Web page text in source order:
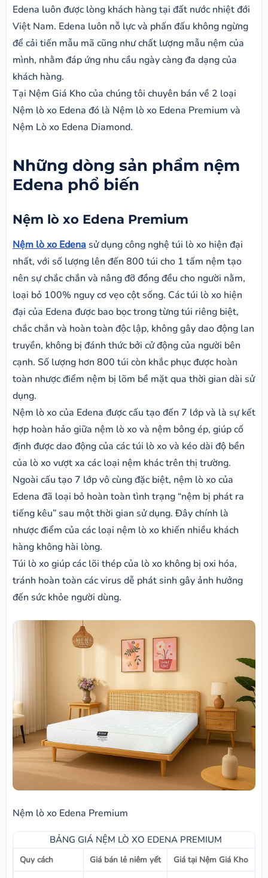
Edena luôn được lòng khách hàng tại đất nước nhiệt đới
Việt Nam. Edena luôn nỗ lực và phấn đấu không ngừng
để cải tiến mẫu mã cũng như chất lượng mẫu nệm của
mình, nhằm đáp ứng nhu cầu ngày càng đa dạng của
khách hàng.
Tại Nệm Giá Kho của chúng tôi chuyên bán về 2 loại
Nệm lò xo Edena đó là Nệm lò xo Edena Premium và
Nệm Lò xo Edena Diamond.
Những dòng sản phẩm nệm
Edena phổ biến
Nệm lò xo Edena Premium
Nệm lò xo Edena sử dụng công nghệ túi lò xo hiện đại
nhất, với số lượng lên đến 800 túi cho 1 tấm nệm tạo
nên sự chắc chắn và nâng đỡ đồng đều cho người nằm,
loại bỏ 100% nguy cơ vẹo cột sống. Các túi lò xo hiện
đại của Edena được bao bọc trong từng túi riêng biệt,
chắc chắn và hoàn toàn độc lập, không gây dao động lan
truyền, không bị đánh thức bởi cử động của người bên
cạnh. Số lượng hơn 800 túi còn khắc phục được hoàn
toàn nhược điểm nệm bị lõm bề mặt qua thời gian dài sử
dụng.
Nệm lò xo của Edena được cấu tạo đến 7 lớp và là sự kết
hợp hoàn hảo giữa nệm lò xo và nệm bông ép, giúp cố
định được dao động của các túi lò xo và kéo dài độ bền
của lò xo vượt xa các loại nệm khác trên thị trường.
Ngoài cấu tạo 7 lớp vô cùng đặc biệt, nệm lò xo của
Edena đã loại bỏ hoàn toàn tình trạng “nệm bị phát ra
tiếng kêu” sau một thời gian sử dụng. Đây chính là
nhược điểm của các loại nệm lò xo khiến nhiều khách
hàng không hài lòng.
Túi lò xo giúp các lõi thép của lò xo không bị oxi hóa,
tránh hoàn toàn các virus dễ phát sinh gây ảnh hưởng
đến sức khỏe người dùng.
Nệm lò xo Edena Premium
BẢNG GIÁ NỆM LÒ XO EDENA PREMIUM
Quy cách Giá bán lẻ niêm yết
Giá tại Nệm Giá Kho